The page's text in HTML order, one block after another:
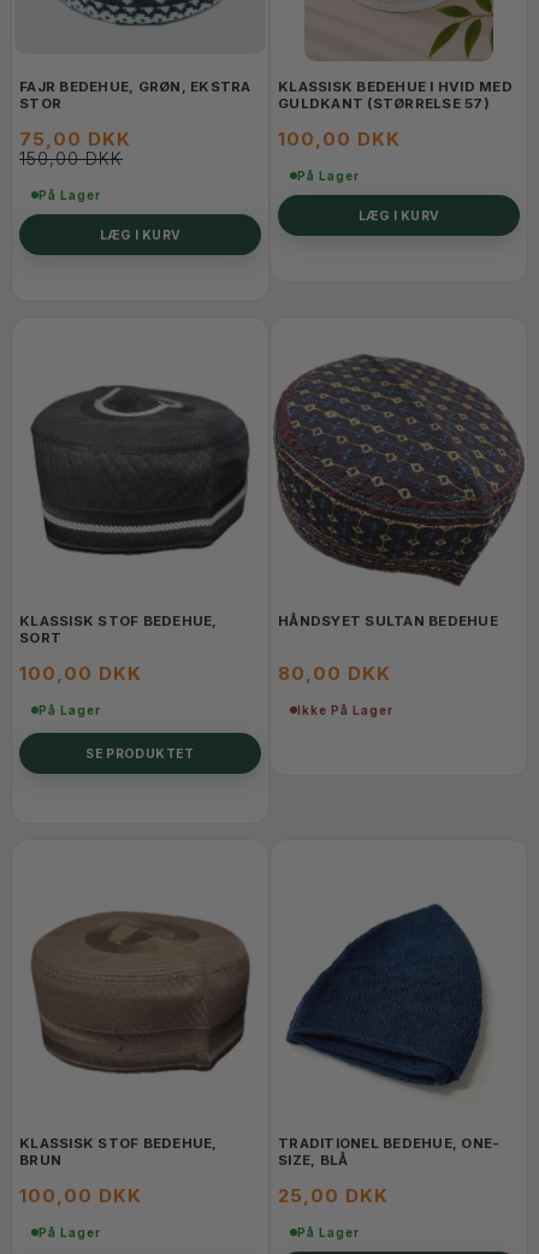
FAJR BEDEHUE, GRØN, EKSTRA
STOR
75,00 DKK
150,00 DKK
På Lager
LÆG I KURV
KLASSISK BEDEHUE I HVID MED
GULDKANT (STØRRELSE 57)
100,00 DKK
På Lager
LÆG I KURV
KLASSISK STOF BEDEHUE,
SORT
100,00 DKK
På Lager
SE PRODUKTET
HÅNDSYET SULTAN BEDEHUE
80,00 DKK
Ikke På Lager
KLASSISK STOF BEDEHUE,
BRUN
100,00 DKK
På Lager
TRADITIONEL BEDEHUE, ONE-
SIZE, BLÅ
25,00 DKK
På Lager